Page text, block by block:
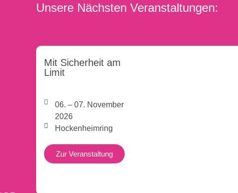
Unsere Nächsten Veranstaltungen:
Mit Sicherheit am
Limit
06. – 07. November
2026
Hockenheimring
Zur Veranstaltung